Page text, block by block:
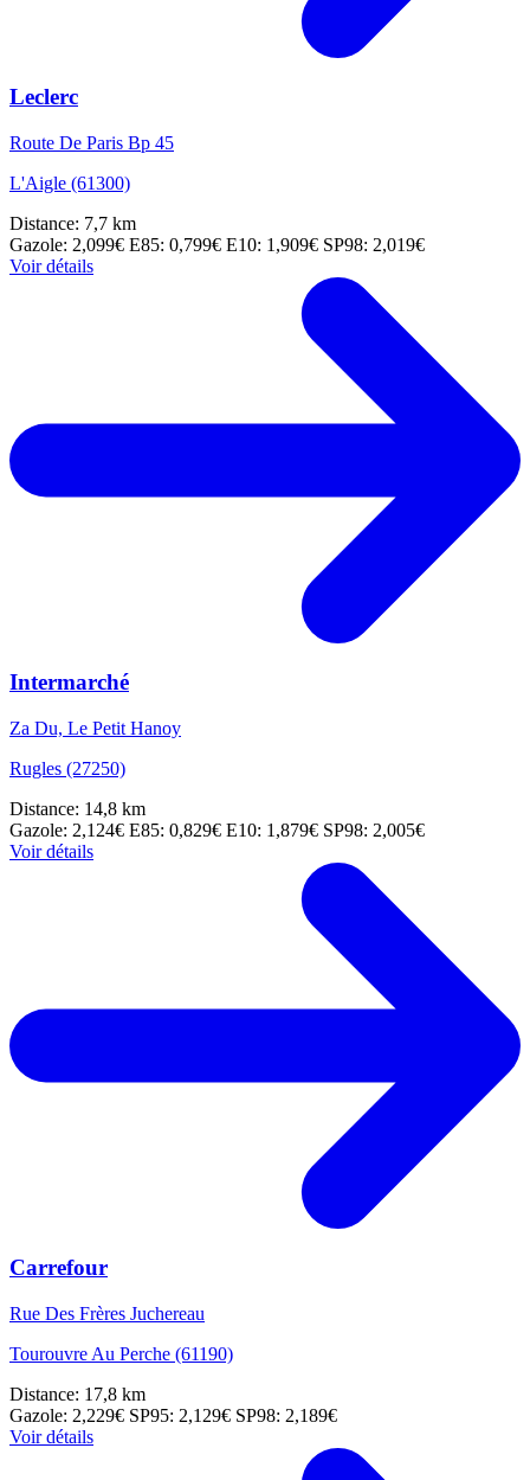
Leclerc
Route De Paris Bp 45
L'Aigle (61300)
Distance: 7,7 km
Gazole: 2,099€ E85: 0,799€ E10: 1,909€ SP98: 2,019€
Voir détails
Intermarché
Za Du, Le Petit Hanoy
Rugles (27250)
Distance: 14,8 km
Gazole: 2,124€ E85: 0,829€ E10: 1,879€ SP98: 2,005€
Voir détails
Carrefour
Rue Des Frères Juchereau
Tourouvre Au Perche (61190)
Distance: 17,8 km
Gazole: 2,229€ SP95: 2,129€ SP98: 2,189€
Voir détails